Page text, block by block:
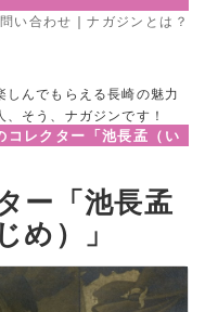
い合わせ ｜ナガジンとは？
んでもらえる長崎の魅力
そう、ナガジンです！
レクター「池長孟（い
ー「池長孟
め）」